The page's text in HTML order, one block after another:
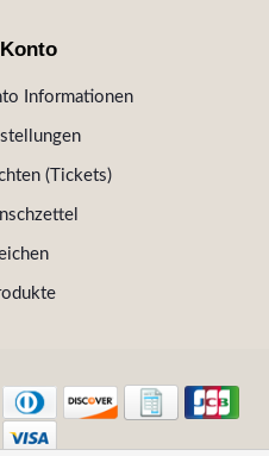
Informationen
(Tickets)